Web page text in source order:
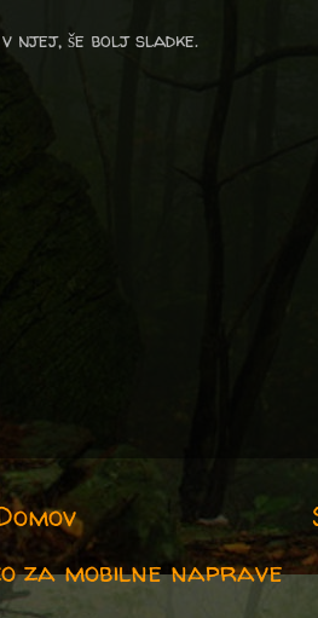
njej, še bolj sladke.
za mobilne naprave